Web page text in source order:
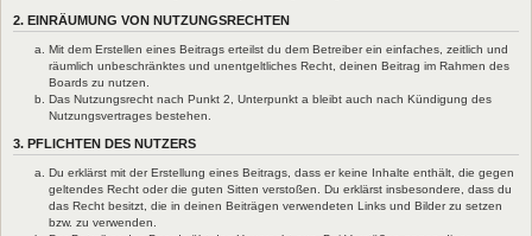
2. EINRÄUMUNG VON NUTZUNGSRECHTEN
Mit dem Erstellen eines Beitrags erteilst du dem Betreiber ein einfaches, zeitlich und
räumlich unbeschränktes und unentgeltliches Recht, deinen Beitrag im Rahmen des
Boards zu nutzen.
Das Nutzungsrecht nach Punkt 2, Unterpunkt a bleibt auch nach Kündigung des
Nutzungsvertrages bestehen.
3. PFLICHTEN DES NUTZERS
Du erklärst mit der Erstellung eines Beitrags, dass er keine Inhalte enthält, die gegen
geltendes Recht oder die guten Sitten verstoßen. Du erklärst insbesondere, dass du
das Recht besitzt, die in deinen Beiträgen verwendeten Links und Bilder zu setzen
bzw. zu verwenden.